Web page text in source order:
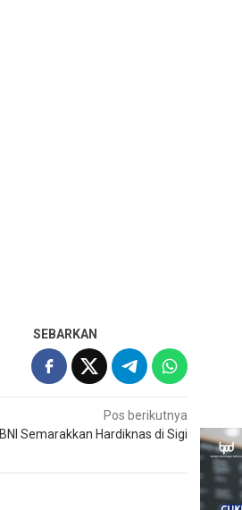
SEBARKAN
Pos berikutnya
BNI Semarakkan Hardiknas di Sigi